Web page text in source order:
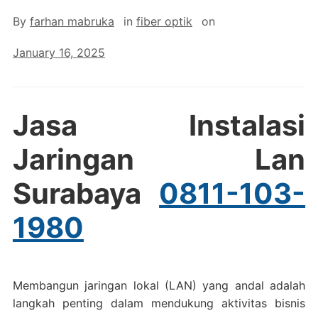
By farhan mabruka in fiber optik on
January 16, 2025
Jasa Instalasi
Jaringan Lan
Surabaya 0811-103-
1980
Membangun jaringan lokal (LAN) yang andal adalah
langkah penting dalam mendukung aktivitas bisnis